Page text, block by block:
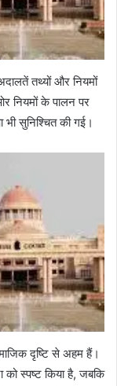
तथ्यों और नियमों
नियमों के पालन पर
भी सुनिश्चित की गई।
दृष्टि से अहम हैं।
को स्पष्ट किया है, जबकि